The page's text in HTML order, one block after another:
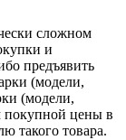
сложном
и
предъявить
(модели,
(модели,
покупной цены в
такого товара.